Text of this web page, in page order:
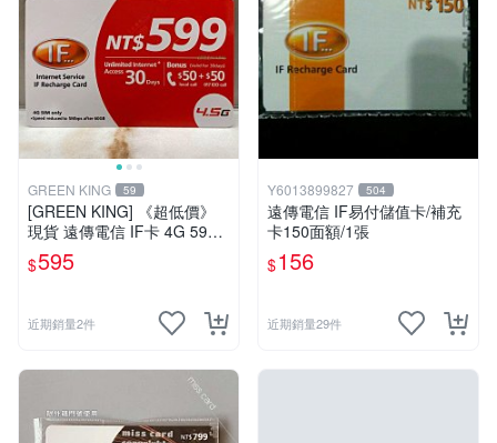
GREEN KING 59
[GREEN KING] 《超低價》
現貨 遠傳電信 IF卡 4G 599 3
0天網路吃到飽 儲值卡 網卡
網路儲值卡 上網卡
$595
近期銷量2件
Y6013899827 504
遠傳電信 IF易付儲值卡/補充
卡150面額/1張
$156
近期銷量29件